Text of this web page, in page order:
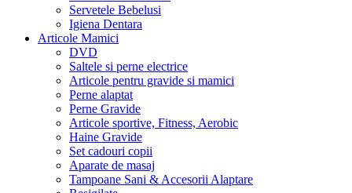
Servetele Bebelusi
Igiena Dentara
Articole Mamici
DVD
Saltele si perne electrice
Articole pentru gravide si mamici
Perne alaptat
Perne Gravide
Articole sportive, Fitness, Aerobic
Haine Gravide
Set cadouri copii
Aparate de masaj
Tampoane Sani & Accesorii Alaptare